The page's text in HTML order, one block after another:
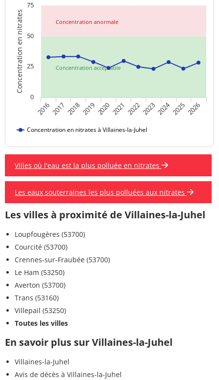
Concentration acceptable
Concentration anormale
Concentration en nitrates
Concentration en nitrates à Villaines-la-Juhel
20162017 2018201920202021 20222023202420252026
0
25
50
75
Villes où l'eau est la plus polluée en nitrates
Les eaux souterraines les plus polluées aux nitrates
Les villes à proximité de Villaines-la-Juhel
Loupfougères (53700)
Courcité (53700)
Crennes-sur-Fraubée (53700)
Le Ham (53250)
Averton (53700)
Trans (53160)
Villepail (53250)
Toutes les villes
En savoir plus sur Villaines-la-Juhel
Villaines-la-Juhel
Avis de décès à Villaines-la-Juhel